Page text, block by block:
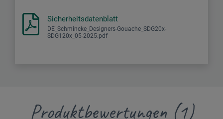
Sicherheitsdatenblatt
DE_Schmincke_Designers-Gouache_SDG20x-
SDG120x_05-2025.pdf
Produktbewertungen (1)